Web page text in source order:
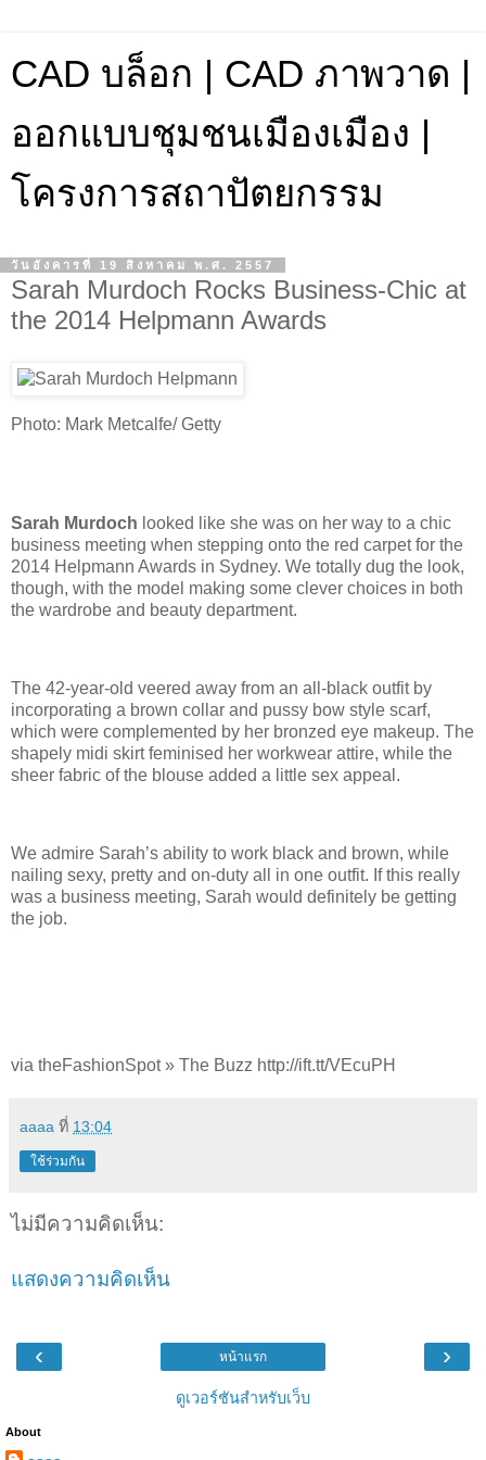
CAD บล็อก | CAD ภาพวาด |
ออกแบบชุมชนเมืองเมือง |
โครงการสถาปัตยกรรม
วันอังคารที่ 19 สิงหาคม พ.ศ. 2557
Sarah Murdoch Rocks Business-Chic at
the 2014 Helpmann Awards
Photo: Mark Metcalfe/ Getty
Sarah Murdoch looked like she was on her way to a chic
business meeting when stepping onto the red carpet for the
2014 Helpmann Awards in Sydney. We totally dug the look,
though, with the model making some clever choices in both
the wardrobe and beauty department.
The 42-year-old veered away from an all-black outfit by
incorporating a brown collar and pussy bow style scarf,
which were complemented by her bronzed eye makeup. The
shapely midi skirt feminised her workwear attire, while the
sheer fabric of the blouse added a little sex appeal.
We admire Sarah’s ability to work black and brown, while
nailing sexy, pretty and on-duty all in one outfit. If this really
was a business meeting, Sarah would definitely be getting
the job.
via theFashionSpot » The Buzz http://ift.tt/VEcuPH
aaaa ที่ 13:04
ใช้ร่วมกัน
ไม่มีความคิดเห็น:
แสดงความคิดเห็น
‹ ›
หน้าแรก
ดูเวอร์ชันสำหรับเว็บ
About